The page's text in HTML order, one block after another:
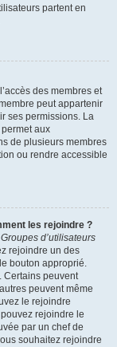
partent en
des membres et
peut appartenir
ses permissions. La
aux
de plusieurs membres
ou rendre accessible
les rejoindre ?
Groupes d’utilisateurs
rejoindre un des
bouton approprié.
Certains peuvent
peuvent même
le rejoindre
rejoindre le
par un chef de
souhaitez rejoindre